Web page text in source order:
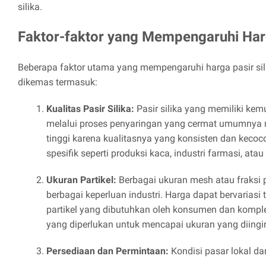
silika.
Faktor-faktor yang Mempengaruhi
Beberapa faktor utama yang mempengaruhi harga pasir
dikemas termasuk:
Kualitas Pasir Silika: Pasir silika yang memiliki
melalui proses penyaringan yang cermat
tinggi karena kualitasnya yang konsisten dan
spesifik seperti produksi kaca, industri farmasi,
Ukuran Partikel: Berbagai ukuran mesh atau fraksi
berbagai keperluan industri. Harga dapat bervariasi
partikel yang dibutuhkan oleh konsumen dan
yang diperlukan untuk mencapai ukuran yang
Persediaan dan Permintaan: Kondisi pasar lokal